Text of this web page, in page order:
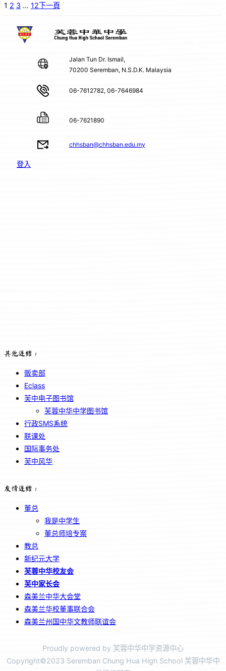
1 2 3 … 12下一頁
Jalan Tun Dr. Ismail,
70200 Seremban, N.S.D.K. Malaysia
06-7612782, 06-7646984
06-7621890
chhsban@chhsban.edu.my
登入
其他连结：
贩卖部
Eclass
芙中电子图书馆
芙蓉中华中学图书馆
行政SMS系统
联课处
国际事务处
芙中风华
友情连结：
董总
我是中学生
董总师培专案
教总
新纪元大学
芙蓉中华校友会
芙中家长会
森美兰中华大会堂
森美兰华校董事联合会
森美兰州国中华文教师联谊会
Proudly powered by 芙蓉中华中学资源中心
Copyright©2023 Seremban Chung Hua High School 芙蓉中华中